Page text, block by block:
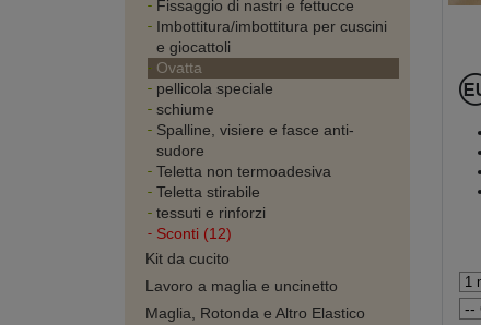
Fissaggio di nastri e fettucce
Imbottitura/imbottitura per cuscini
e giocattoli
Ovatta
pellicola speciale
schiume
Spalline, visiere e fasce anti-
sudore
Teletta non termoadesiva
Teletta stirabile
tessuti e rinforzi
Sconti (12)
Kit da cucito
Lavoro a maglia e uncinetto
Maglia, Rotonda e Altro Elastico